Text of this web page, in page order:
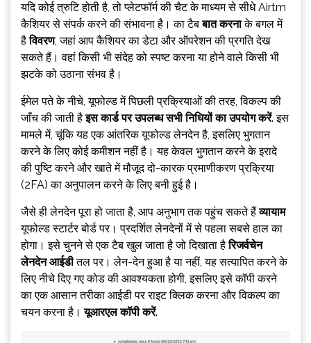
यदि कोई त्रुटि होती है, तो प्लेटफॉर्म की चैट के माध्यम से सीधे Airtm
कैशियर से संपर्क करने की संभावना है। का टैबबात करनाके बगल में
हैविवरण, जहां आप कैशियर का डेटा और ऑपरेशन की प्रगति देख
सकते हैं। वहां किसी भी संदेह को स्पष्ट करना या होने वाले किसी भी
झटके को उठाना संभव है।
ईमेल पते के नीचे, यूफोल्ड में पिछली प्रक्रियाओं की तरह, विकल्प की
जाँच की जाती हैइस कार्ड पर उपलब्ध सभी निधियों का उपयोग करें. इस
मामले में, चूंकि यह एक आंतरिक यूफोल्ड लेनदेन है, इसलिए भुगतान
करने के लिए कोई कमीशन नहीं है। यह केवल भुगतान करने के इरादे
की पुष्टि करने और खाते में मौजूद दो-कारक प्रमाणीकरण प्रक्रिया
(2FA) का अनुपालन करने के लिए बनी हुई है।
जैसे ही लेनदेन पूरा हो जाता है, आप अनुभाग तक पहुंच सकते हैंव्यायाम
यूफोल्ड स्टार्टर बोर्ड पर। प्रदर्शित लेनदेनों में से पहला सबसे हाल का
होगा। इसे चुनने से एक टैब खुल जाता है जो दिखाता हैरिजर्वचेन
लेनदेन आईडीतल पर। लेन-देन हुआ है या नहीं, यह सत्यापित करने के
लिए नीचे दिए गए कोड की आवश्यकता होगी, इसलिए इसे कॉपी करने
का एक आसान तरीका आईडी पर राइट क्लिक करना और विकल्प का
चयन करना है।यूआरएल कॉपी करें.